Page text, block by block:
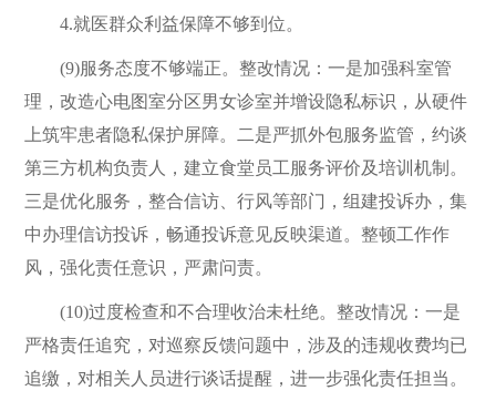
4.就医群众利益保障不够到位。
(9)服务态度不够端正。整改情况：一是加强科室管
理，改造心电图室分区男女诊室并增设隐私标识，从硬件
上筑牢患者隐私保护屏障。二是严抓外包服务监管，约谈
第三方机构负责人，建立食堂员工服务评价及培训机制。
三是优化服务，整合信访、行风等部门，组建投诉办，集
中办理信访投诉，畅通投诉意见反映渠道。整顿工作作
风，强化责任意识，严肃问责。
(10)过度检查和不合理收治未杜绝。整改情况：一是
严格责任追究，对巡察反馈问题中，涉及的违规收费均已
追缴，对相关人员进行谈话提醒，进一步强化责任担当。